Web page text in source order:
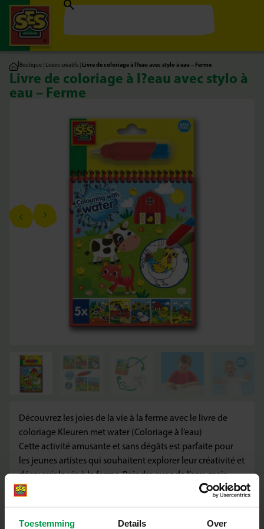
Toestemming Details Over
|Boutique | Loisirs créatifs | Livre de coloriage à l?eau avec stylo à eau – Ferme
Livre de coloriage à l?eau avec stylo à
eau – Ferme
Découvrez les joies de la vie à la ferme avec le livre de
coloriage Kleuren met water (Coloriage à l’eau)
Cette activité amusante et sans dégâts est parfaite pour
les jeunes artistes qui souhaitent explorer leur créativité et
découvrir la vie à la ferme. Peindre avec de l’eau, mais
sans peinture, sans feutres et sans salissures ! Il suffit de